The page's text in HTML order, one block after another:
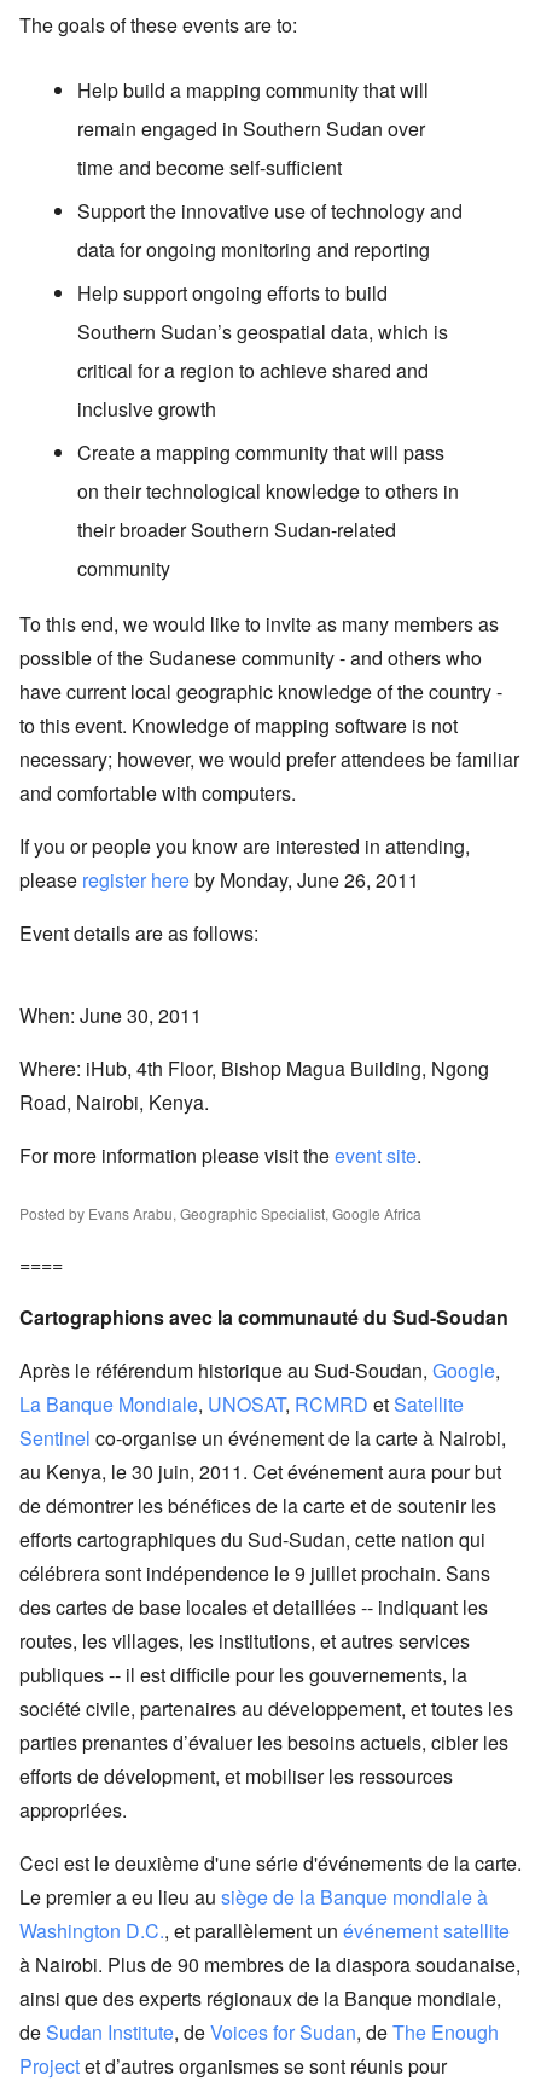
The goals of these events are to:
Help build a mapping community that will
remain engaged in Southern Sudan over
time and become self-sufficient
Support the innovative use of technology and
data for ongoing monitoring and reporting
Help support ongoing efforts to build
Southern Sudan’s geospatial data, which is
critical for a region to achieve shared and
inclusive growth
Create a mapping community that will pass
on their technological knowledge to others in
their broader Southern Sudan-related
community
To this end, we would like to invite as many members as
possible of the Sudanese community - and others who
have current local geographic knowledge of the country -
to this event. Knowledge of mapping software is not
necessary; however, we would prefer attendees be familiar
and comfortable with computers.
If you or people you know are interested in attending,
please register hereby Monday, June 26, 2011
Event details are as follows:
When: June 30, 2011
Where: iHub, 4th Floor, Bishop Magua Building, Ngong
Road, Nairobi, Kenya.
For more information please visit theevent site.
Posted by Evans Arabu, Geographic Specialist, Google Africa
====
Cartographions avec la communauté du Sud-Soudan
Après le référendum historique au Sud-Soudan, Google,
La Banque Mondiale, UNOSAT, RCMRD etSatellite
Sentinel co-organise un événement de la carte à Nairobi,
au Kenya, le 30 juin, 2011. Cet événement aura pour but
de démontrer les bénéfices de la carte et de soutenir les
efforts cartographiques du Sud-Sudan, cette nation qui
célébrera sont indépendence le 9 juillet prochain. Sans
des cartes de base locales et detaillées -- indiquant les
routes, les villages, les institutions, et autres services
publiques -- il est difficile pour les gouvernements, la
société civile, partenaires au développement, et toutes les
parties prenantes d’évaluer les besoins actuels, cibler les
efforts de dévelopment, et mobiliser les ressources
appropriées.
Ceci est le deuxième d'une série d'événements de la carte.
Le premier a eu lieu au siège de la Banque mondiale à
Washington D.C., et parallèlement un événement satellite
à Nairobi. Plus de 90 membres de la diaspora soudanaise,
ainsi que des experts régionaux de la Banque mondiale,
deSudan Institute, deVoices for Sudan, deThe Enough
Projectet d’autres organismes se sont réunis pour